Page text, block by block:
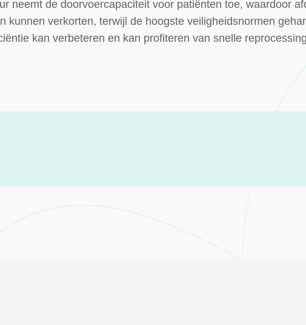
neemt de doorvoercapaciteit voor patiënten toe, waardoor
kunnen verkorten, terwijl de hoogste veiligheidsnormen
kan verbeteren en kan profiteren van snelle